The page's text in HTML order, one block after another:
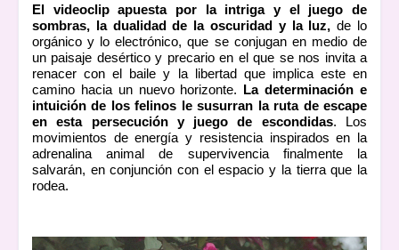
El videoclip apuesta por la intriga y el juego de
sombras, la dualidad de la oscuridad y la luz,de lo
orgánico y lo electrónico, que se conjugan en medio de
un paisaje desértico y precario en el que se nos invita a
renacer con el baile y la libertad que implica este en
camino hacia un nuevo horizonte. La determinación e
intuición de los felinos le susurran la ruta de escape
en esta persecución y juego de escondidas. Los
movimientos de energía y resistencia inspirados en la
adrenalina animal de supervivencia finalmente la
salvarán, en conjunción con el espacio y la tierra que la
rodea.